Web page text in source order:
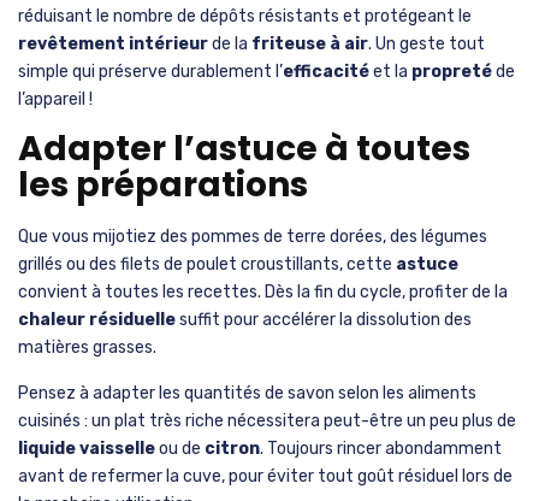
réduisant le nombre de dépôts résistants et protégeant le
revêtement intérieurde la friteuse à air. Un geste tout
simple qui préserve durablement l’efficacitéet la propretéde
l’appareil !
Adapter l’astuce à toutes
les préparations
Que vous mijotiez des pommes de terre dorées, des légumes
grillés ou des filets de poulet croustillants, cette astuce
convient à toutes les recettes. Dès la fin du cycle, profiter de la
chaleur résiduellesuffit pour accélérer la dissolution des
matières grasses.
Pensez à adapter les quantités de savon selon les aliments
cuisinés : un plat très riche nécessitera peut-être un peu plus de
liquide vaisselleou de citron. Toujours rincer abondamment
avant de refermer la cuve, pour éviter tout goût résiduel lors de